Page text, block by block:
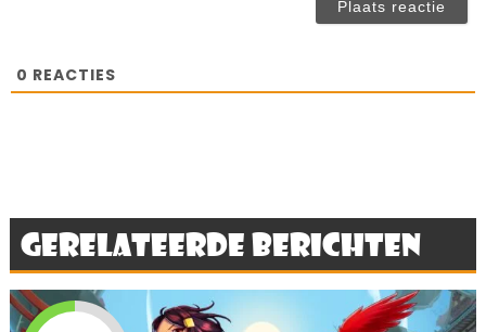
0 REACTIES
Gerelateerde berichten